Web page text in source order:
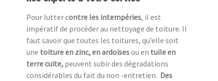
Pour lutter contre les intempéries, il est
impératif de procéder au nettoyage de toiture. Il
faut savoir que toutes les toitures, qu’elle soit
une toiture en zinc, en ardoisesou en tuile en
terre cuite, peuvent subir des dégradations
considérables du fait du non -entretien. Des